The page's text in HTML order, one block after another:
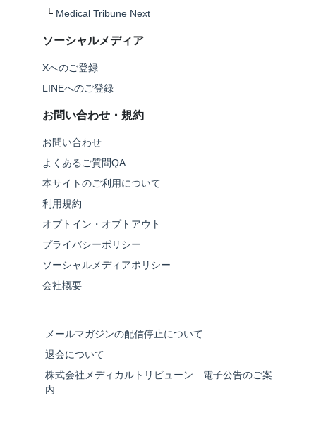
└ Medical Tribune Next
ソーシャルメディア
Xへのご登録
LINEへのご登録
お問い合わせ・規約
お問い合わせ
よくあるご質問QA
本サイトのご利用について
利用規約
オプトイン・オプトアウト
プライバシーポリシー
ソーシャルメディアポリシー
会社概要
メールマガジンの配信停止について
退会について
株式会社メディカルトリビューン 電子公告のご案
内